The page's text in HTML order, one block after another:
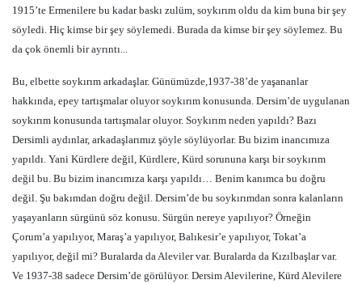
1915’te Ermenilere bu kadar baskı zulüm, soykırım oldu da kim buna bir şey
söyledi. Hiç kimse bir şey söylemedi. Burada da kimse bir şey söylemez. Bu
da çok önemli bir ayrıntı...
Bu, elbette soykırım arkadaşlar. Günümüzde,1937-38’de yaşananlar
hakkında, epey tartışmalar oluyor soykırım konusunda. Dersim’de uygulanan
soykırım konusunda tartışmalar oluyor. Soykırım neden yapıldı? Bazı
Dersimli aydınlar, arkadaşlarımız şöyle söylüyorlar. Bu bizim inancımıza
yapıldı. Yani Kürdlere değil, Kürdlere, Kürd sorununa karşı bir soykırım
değil bu. Bu bizim inancımıza karşı yapıldı… Benim kanımca bu doğru
değil. Şu bakımdan doğru değil. Dersim’de bu soykırımdan sonra kalanların
yaşayanların sürgünü söz konusu. Sürgün nereye yapılıyor? Örneğin
Çorum’a yapılıyor, Maraş’a yapılıyor, Balıkesir’e yapılıyor, Tokat’a
yapılıyor, değil mi? Buralarda da Aleviler var. Buralarda da Kızılbaşlar var.
Ve 1937-38 sadece Dersim’de görülüyor. Dersim Alevilerine, Kürd Alevilere